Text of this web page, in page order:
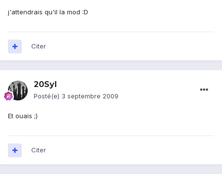
j'attendrais qu'il la mod :D
Citer
20Syl
Posté(e) 3 septembre 2009
Et ouais ;)
Citer